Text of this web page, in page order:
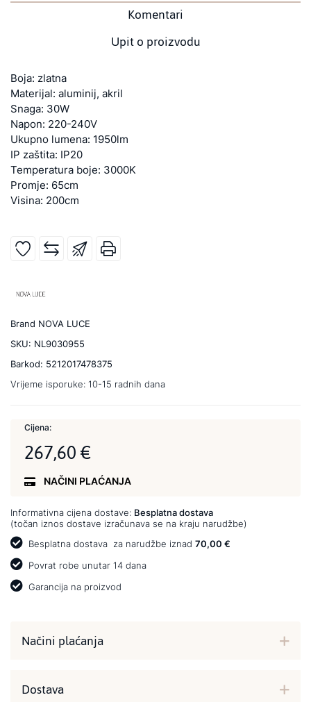
Komentari
Upit o proizvodu
Boja: zlatna
Materijal: aluminij, akril
Snaga: 30W
Napon: 220-240V
Ukupno lumena: 1950lm
IP zaštita: IP20
Temperatura boje: 3000K
Promje: 65cm
Visina: 200cm
Brand NOVA LUCE
SKU: NL9030955
Barkod: 5212017478375
Vrijeme isporuke: 10-15 radnih dana
Cijena:
267,60 €
NAČINI PLAĆANJA
Informativna cijena dostave: Besplatna dostava
(točan iznos dostave izračunava se na kraju narudžbe)
Besplatna dostava za narudžbe iznad 70,00 €
Povrat robe unutar 14 dana
Garancija na proizvod
Načini plaćanja
Dostava